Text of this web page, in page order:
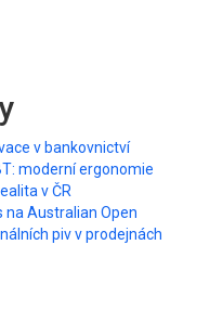
v bankovnictví
moderní ergonomie
v ČR
na Australian Open
piv v prodejnách